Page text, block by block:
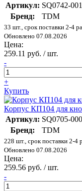
Артикул: SQ0742-
Бренд:
TDM
33 шт., срок поставки 2-4
Обновлено 07.08.2026
Цена:
259.11 руб. / шт.
-
+
Купить
Корпус КП104 для
Артикул: SQ0705-
Бренд:
TDM
228 шт., срок поставки 2-4
Обновлено 07.08.2026
Цена:
259.56 руб. / шт.
-